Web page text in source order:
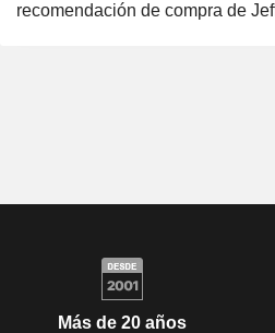
recomendación de compra de
Más de 20 años